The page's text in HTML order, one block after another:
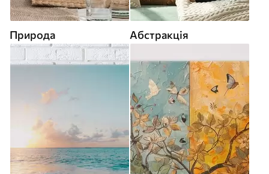
Природа Абстракція